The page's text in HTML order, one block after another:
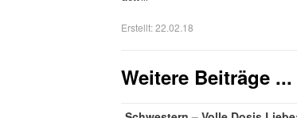
Erstellt: 22.02.18
Weitere Beiträge ...